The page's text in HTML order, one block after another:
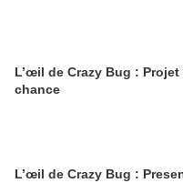
L’œil de Crazy Bug : Projet
chance
L’œil de Crazy Bug :